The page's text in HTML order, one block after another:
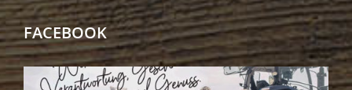
FACEBOOK